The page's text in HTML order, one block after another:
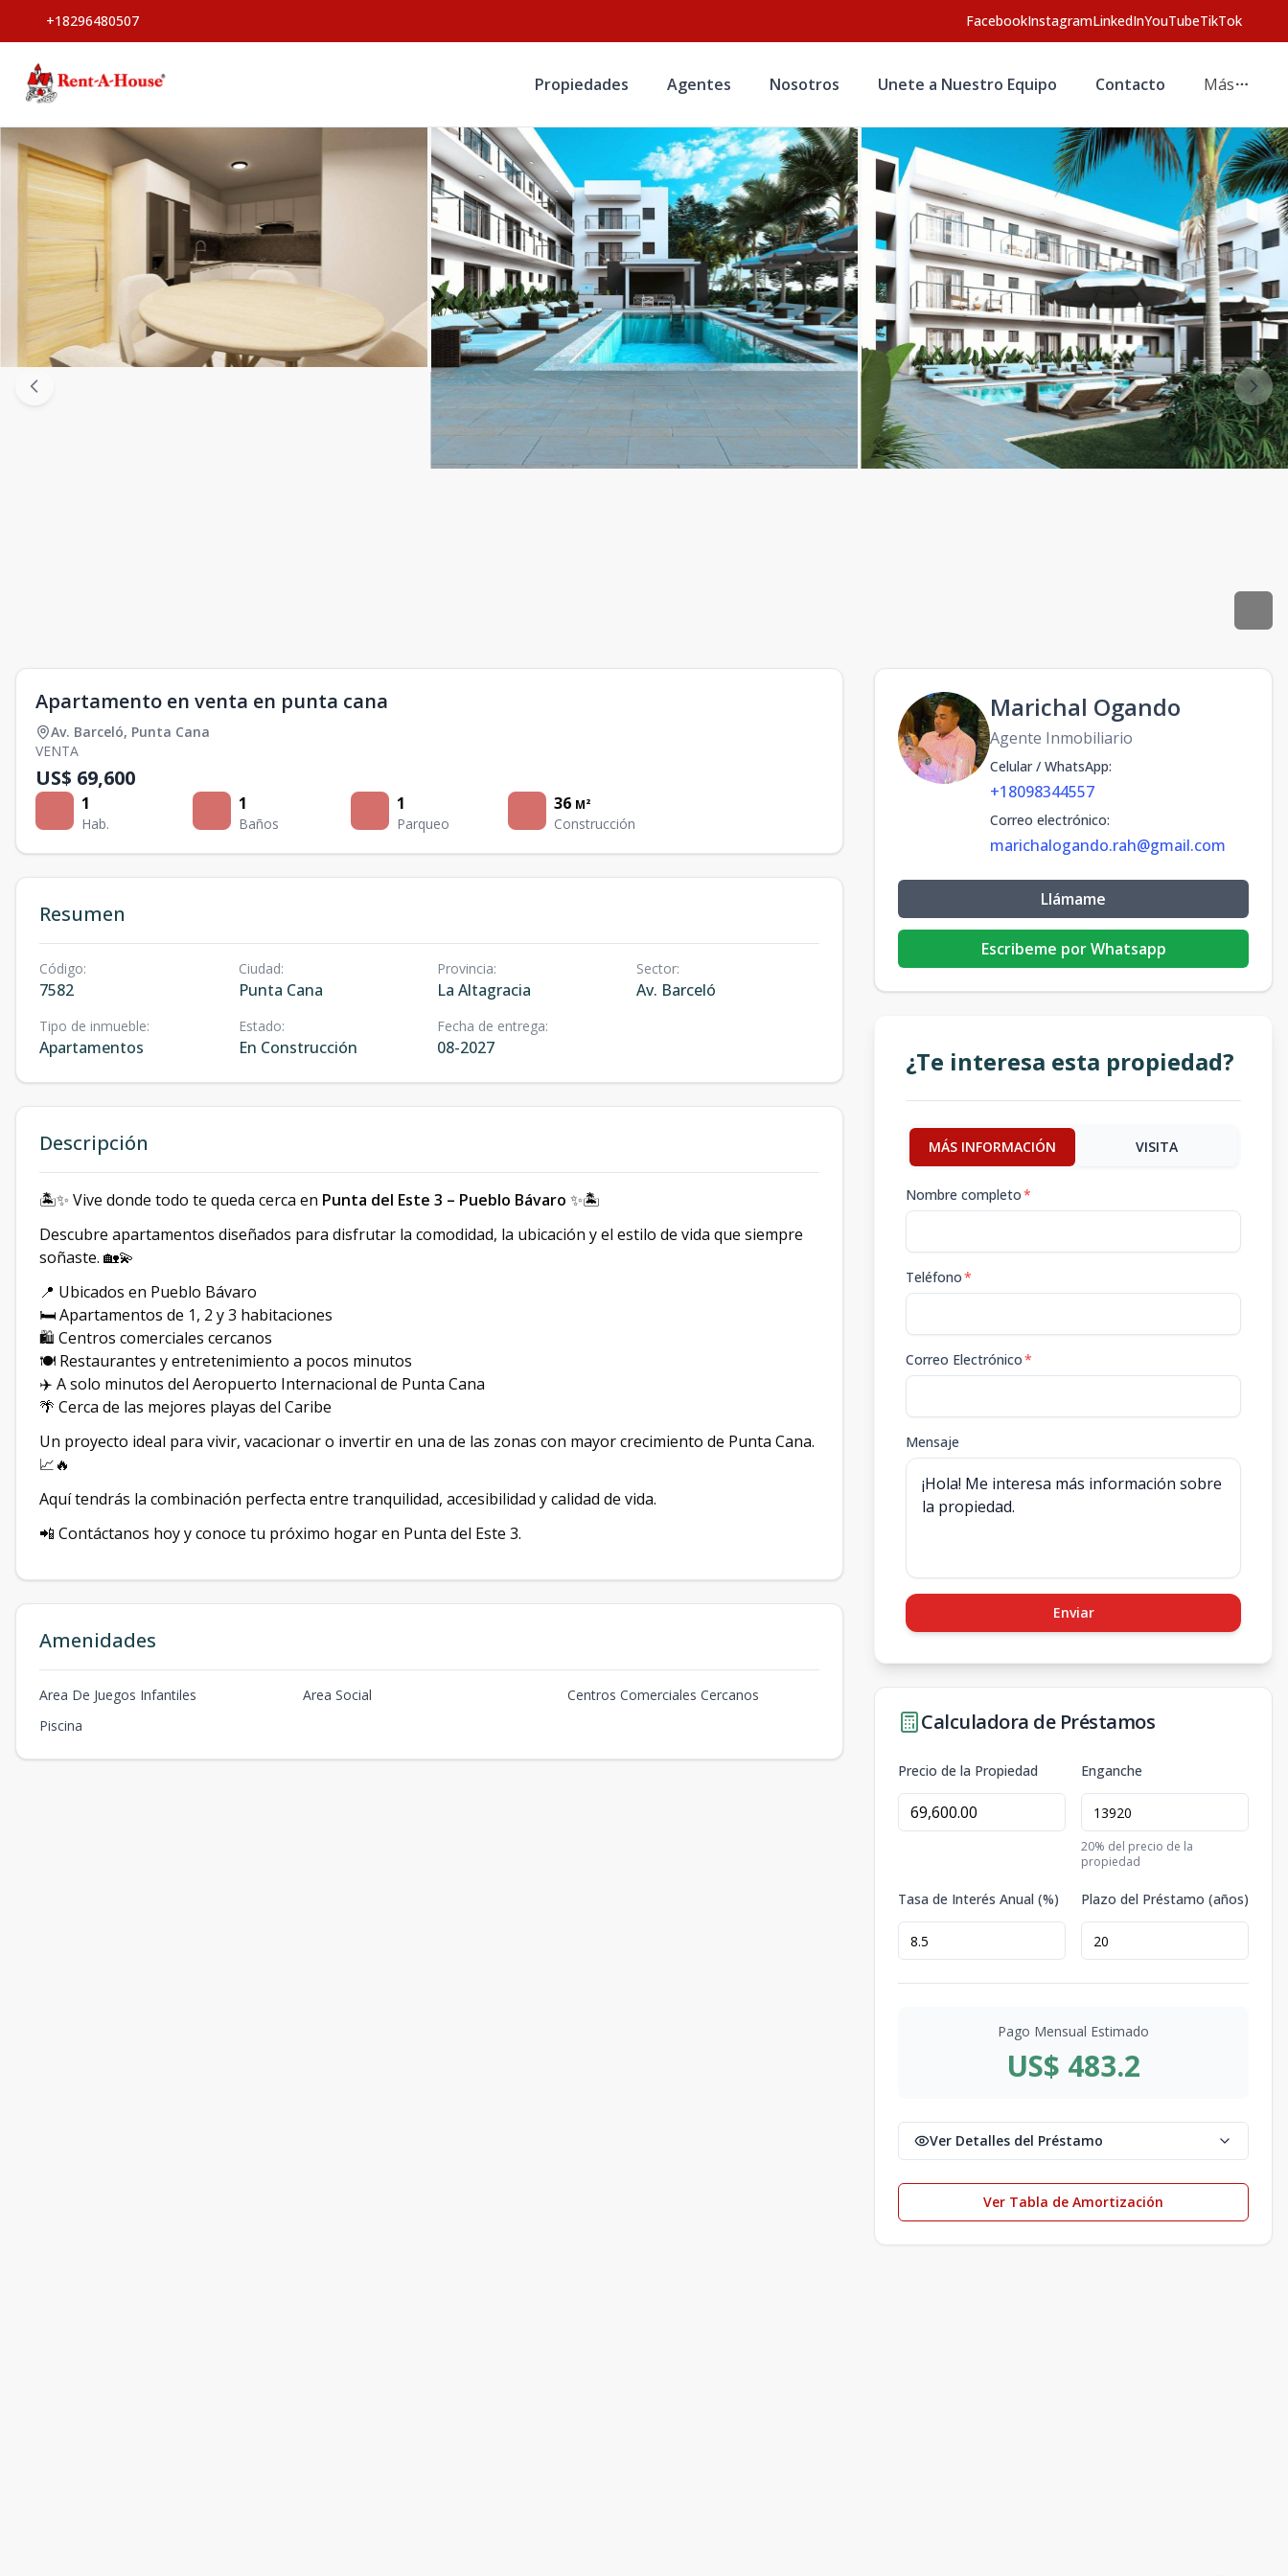
+18296480507 FacebookInstagramLinkedInYouTubeTikTok
Propiedades Agentes Nosotros Unete a Nuestro Equipo Contacto Más
Apartamento en venta en punta cana
Av. Barceló, Punta Cana
VENTA
US$ 69,600
1
Hab.
1
Baños
1
Parqueo
36 M²
Construcción
Resumen
Código:
7582
Ciudad:
Punta Cana
Provincia:
La Altagracia
Sector:
Av. Barceló
Tipo de inmueble:
Apartamentos
Estado:
En Construcción
Fecha de entrega:
08-2027
Descripción
🏝️✨ Vive donde todo te queda cerca en Punta del Este 3 – Pueblo Bávaro ✨🏝️
Descubre apartamentos diseñados para disfrutar la comodidad, la ubicación y el estilo de vida que siempre
soñaste. 🏡💫
📍 Ubicados en Pueblo Bávaro
🛏️ Apartamentos de 1, 2 y 3 habitaciones
🛍️ Centros comerciales cercanos
🍽️ Restaurantes y entretenimiento a pocos minutos
✈️ A solo minutos del Aeropuerto Internacional de Punta Cana
🌴 Cerca de las mejores playas del Caribe
Un proyecto ideal para vivir, vacacionar o invertir en una de las zonas con mayor crecimiento de Punta Cana.
📈🔥
Aquí tendrás la combinación perfecta entre tranquilidad, accesibilidad y calidad de vida.
📲 Contáctanos hoy y conoce tu próximo hogar en Punta del Este 3.
Amenidades
Area De Juegos Infantiles Area Social
Centros Comerciales Cercanos
Piscina
Marichal Ogando
Agente Inmobiliario
Celular / WhatsApp:
+18098344557
Correo electrónico:
marichalogando.rah@gmail.com
Llámame
Escribeme por Whatsapp
¿Te interesa esta propiedad?
MÁS INFORMACIÓN VISITA
Nombre completo*
Teléfono*
Correo Electrónico*
Mensaje
Enviar
Calculadora de Préstamos
Precio de la Propiedad Enganche
20% del precio de la
propiedad
Tasa de Interés Anual (%) Plazo del Préstamo (años)
Pago Mensual Estimado
US$ 483.2
Ver Detalles del Préstamo
Ver Tabla de Amortización